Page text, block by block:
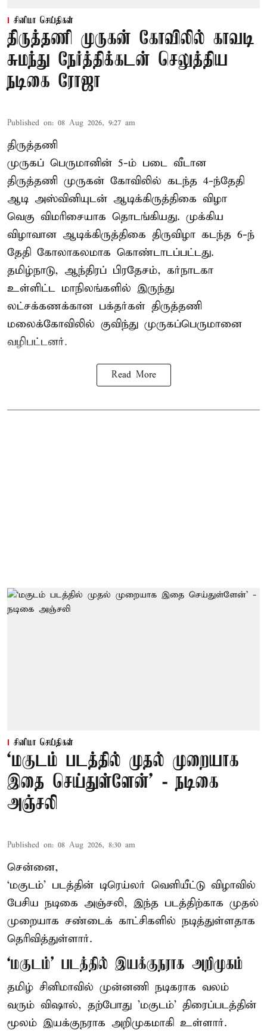
சினிமா செய்திகள்
திருத்தணி முருகன் கோவிலில் காவடி
சுமந்து நேர்த்திக்கடன் செலுத்திய
நடிகை ரோஜா
Published on: 08 Aug 2026, 9:27 am
திருத்தணி
முருகப் பெருமானின் 5-ம் படை வீடான
திருத்தணி முருகன் கோவிலில் கடந்த 4-ந்தேதி
ஆடி அஸ்வினியுடன் ஆடிக்கிருத்திகை விழா
வெகு விமரிசையாக தொடங்கியது. முக்கிய
விழாவான ஆடிக்கிருத்திகை திருவிழா கடந்த 6-ந்
தேதி கோலாகலமாக கொண்டாடப்பட்டது.
தமிழ்நாடு, ஆந்திரப் பிரதேசம், கர்நாடகா
உள்ளிட்ட மாநிலங்களில் இருந்து
லட்சக்கணக்கான பக்தர்கள் திருத்தணி
மலைக்கோவிலில் குவிந்து முருகப்பெருமானை
வழிபட்டனர்.
Read More
சினிமா செய்திகள்
‘மகுடம் படத்தில் முதல் முறையாக
இதை செய்துள்ளேன்’ - நடிகை
அஞ்சலி
Published on: 08 Aug 2026, 8:30 am
சென்னை,
‘மகுடம்’ படத்தின் டிரெய்லர் வெளியீட்டு விழாவில்
பேசிய நடிகை அஞ்சலி, இந்த படத்திற்காக முதல்
முறையாக சண்டைக் காட்சிகளில் நடித்துள்ளதாக
தெரிவித்துள்ளார்.
‘மகுடம்’ படத்தில் இயக்குநராக அறிமுகம்
தமிழ் சினிமாவில் முன்னணி நடிகராக வலம்
வரும் விஷால், தற்போது 'மகுடம்' திரைப்படத்தின்
மூலம் இயக்குநராக அறிமுகமாகி உள்ளார்.